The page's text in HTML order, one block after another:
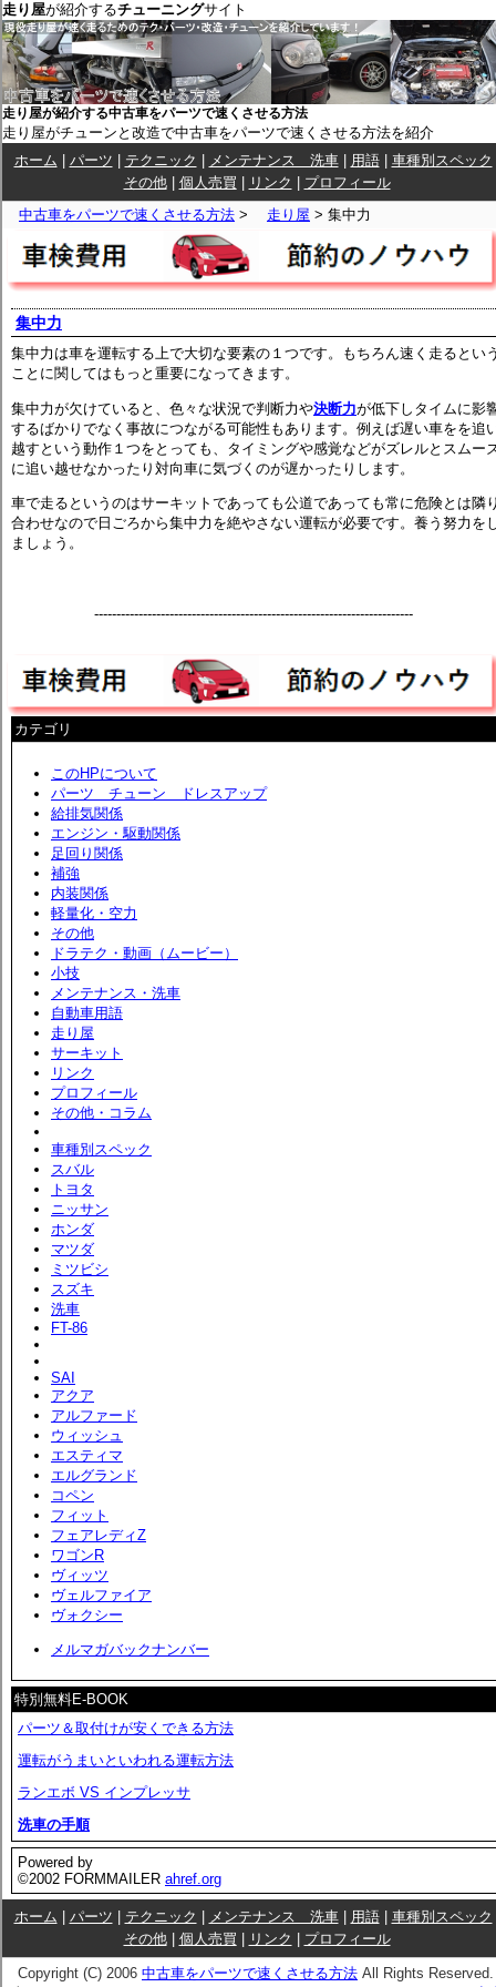
走り屋が紹介するチューニングサイト
走り屋が紹介する中古車をパーツで速くさせる方法
走り屋がチューンと改造で中古車をパーツで速くさせる方法を紹介
ホーム
パーツ テクニック メンテナンス 洗車| 用語| 車種別スペック
その他| 個人売買 リンク
プロフィール
中古車をパーツで速くさせる方法 > 走り屋 > 集中力
集中力
集中力は車を運転する上で大切な要素の１つです。もちろん速く走るとい
ことに関してはもっと重要になってきます。
集中力が欠けていると、色々な状況で判断力や決断力が低下しタイムに影
するばかりでなく事故につながる可能性もあります。例えば遅い車をを追
越すという動作１つをとっても、タイミングや感覚などがズレルとスムー
に追い越せなかったり対向車に気づくのが遅かったりします。
車で走るというのはサーキットであっても公道であっても常に危険とは隣
合わせなので日ごろから集中力を絶やさない運転が必要です。養う努力を
ましょう。
------------------------------------------------------------------------
カテゴリ
このHPについて
パーツ チューン ドレスアップ
給排気関係
エンジン・駆動関係
足回り関係
補強
内装関係
軽量化・空力
その他
ドラテク・動画（ムービー）
小技
メンテナンス・洗車
自動車用語
走り屋
サーキット
リンク
プロフィール
その他・コラム
車種別スペック
スバル
トヨタ
ニッサン
ホンダ
マツダ
ミツビシ
スズキ
洗車
FT-86
SAI
アクア
アルファード
ウィッシュ
エスティマ
エルグランド
コペン
フィット
フェアレディZ
ワゴンR
ヴィッツ
ヴェルファイア
ヴォクシー
メルマガバックナンバー
特別無料E-BOOK
パーツ＆取付けが安くできる方法
運転がうまいといわれる運転方法
ランエボ VS インプレッサ
洗車の手順
Powered by
©2002 FORMMAILER ahref.org
ホーム パーツ テクニック メンテナンス 洗車| 用語| 車種別スペック
その他| 個人売買 リンク プロフィール
Copyright (C) 2006 中古車をパーツで速くさせる方法 All Rights Reserved.